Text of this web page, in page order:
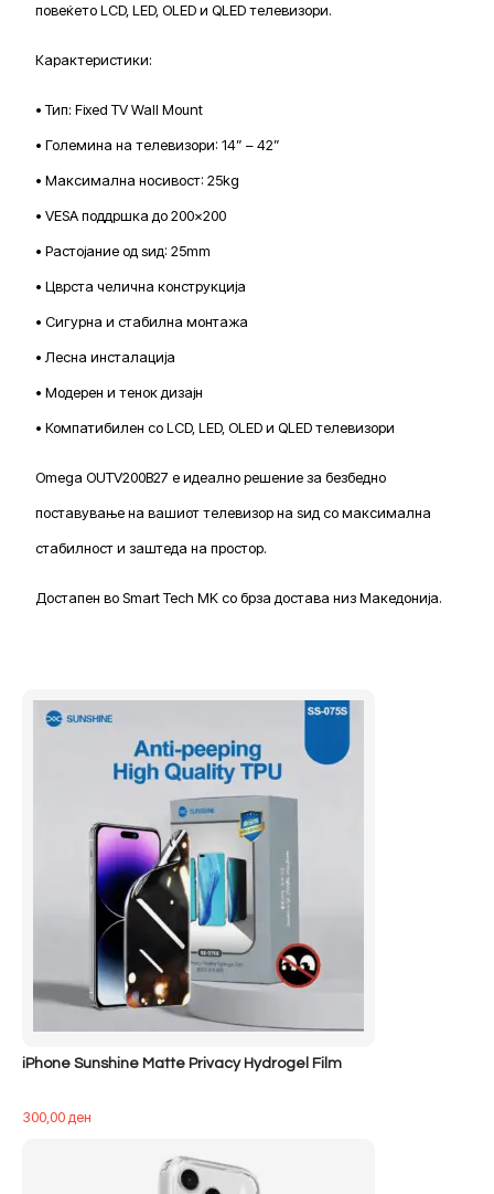
повеќето LCD, LED, OLED и QLED телевизори.
Карактеристики:
• Тип: Fixed TV Wall Mount
• Големина на телевизори: 14” – 42”
• Максимална носивост: 25kg
• VESA поддршка до 200×200
• Растојание од ѕид: 25mm
• Цврста челична конструкција
• Сигурна и стабилна монтажа
• Лесна инсталација
• Модерен и тенок дизајн
• Компатибилен со LCD, LED, OLED и QLED телевизори
Omega OUTV200B27 е идеално решение за безбедно
поставување на вашиот телевизор на ѕид со максимална
стабилност и заштеда на простор.
Достапен во Smart Tech MK со брза достава низ Македонија.
iPhone Sunshine Matte Privacy Hydrogel Film
300,00ден